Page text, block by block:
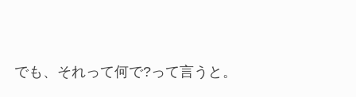
でも、それって何で?って言うと。